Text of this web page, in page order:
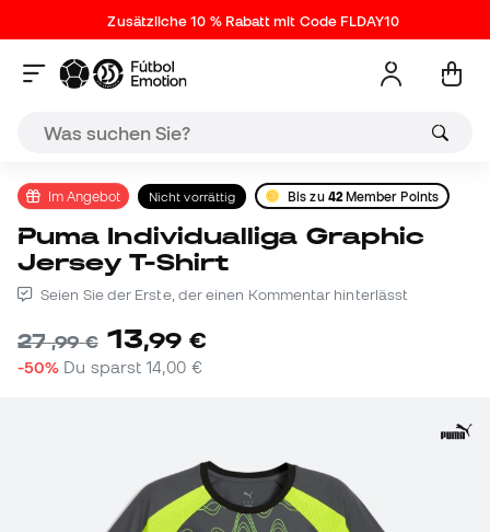
Zusätzliche 10 % Rabatt mit Code FLDAY10
Im Angebot Nicht vorrättig Bis zu 42Member Points
Puma Individualliga Graphic
Jersey T-Shirt
Seien Sie der Erste, der einen Kommentar hinterlässt
27,99 € 13,99 €
-50% Du sparst14,00 €